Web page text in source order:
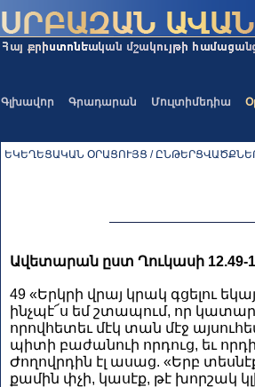
Գլխավոր Գրադարան Մուլտիմեդիա
ԵԿԵՂԵՑԱԿԱՆ ՕՐԱՑՈՒՅՑ /
Ավետարան ըստ Ղուկասի 12.49-
49 «Երկրի վրայ կրակ գցելու
ինչպէ՜ս եմ շտապում, որ
որովհետեւ մէկ տան մէջ
պիտի բաժանուի որդուց, եւ
Ժողովրդին էլ ասաց. «Երբ
քամին փչի, կասէք, թէ խորշակ